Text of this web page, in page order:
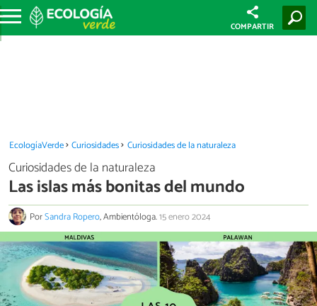
COMPARTIR
EcologíaVerde Curiosidades Curiosidades de la naturaleza
Curiosidades de la naturaleza
Las islas más bonitas del mundo
PorSandra Ropero, Ambientóloga.15 enero 2024